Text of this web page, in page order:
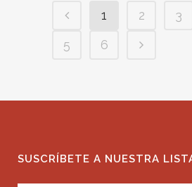
1 2 3
5
6
SUSCRÍBETE A NUESTRA